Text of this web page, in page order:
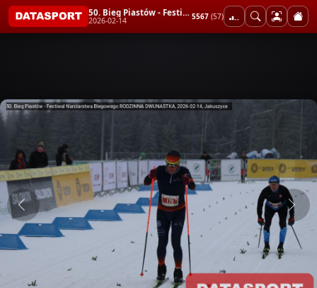
50. Bieg Piastów - Festiwal Narciarstwa Biegowego RODZINNA DWUNASTKA
2026-02-14 5567 (57)